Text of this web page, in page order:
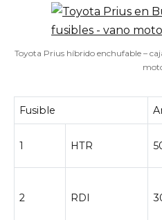
Toyota Prius híbrido enchufable –
Fusible
1 HTR
2 RDI